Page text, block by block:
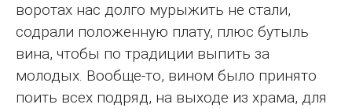
воротах нас долго мурыжить не стали,
содрали положенную плату, плюс бутыль
вина, чтобы по традиции выпить за
молодых. Вообще-то, вином было принято
поить всех подряд, на выходе из храма, для